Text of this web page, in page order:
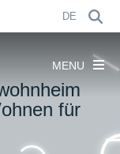
DE
MENU
für